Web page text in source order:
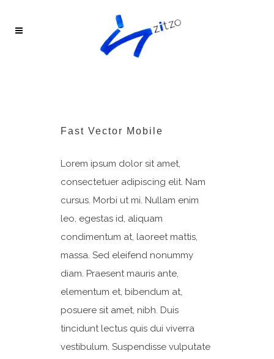
Fast Vector Mobile
Lorem ipsum dolor sit amet,
consectetuer adipiscing elit. Nam
cursus. Morbi ut mi. Nullam enim
leo, egestas id, aliquam
condimentum at, laoreet mattis,
massa. Sed eleifend nonummy
diam. Praesent mauris ante,
elementum et, bibendum at,
posuere sit amet, nibh. Duis
tincidunt lectus quis dui viverra
vestibulum. Suspendisse vulputate